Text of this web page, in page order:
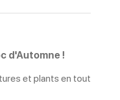
d'Automne !
et plants en tout